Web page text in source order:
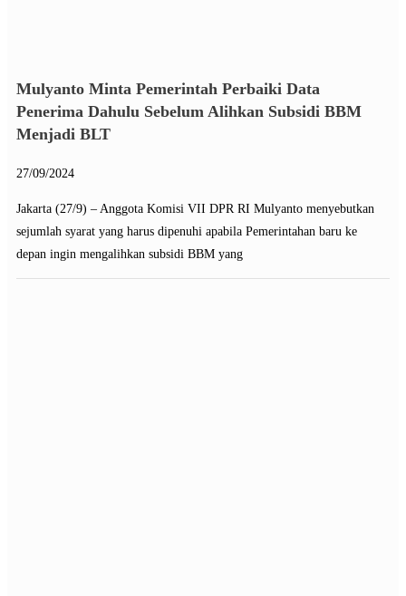
Mulyanto Minta Pemerintah Perbaiki Data
Penerima Dahulu Sebelum Alihkan Subsidi BBM
Menjadi BLT
27/09/2024
Jakarta (27/9) – Anggota Komisi VII DPR RI Mulyanto menyebutkan
sejumlah syarat yang harus dipenuhi apabila Pemerintahan baru ke
depan ingin mengalihkan subsidi BBM yang